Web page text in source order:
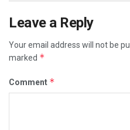
Leave a Reply
Your email address will not be
marked *
Comment *